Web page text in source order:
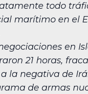
todo
marítimo en el
en
21 horas,
la negativa de
de armas